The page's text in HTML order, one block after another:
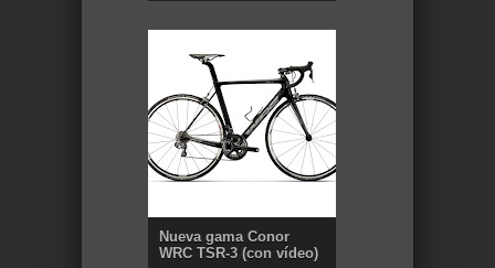
Nueva gama Conor
WRC TSR-3 (con vídeo)